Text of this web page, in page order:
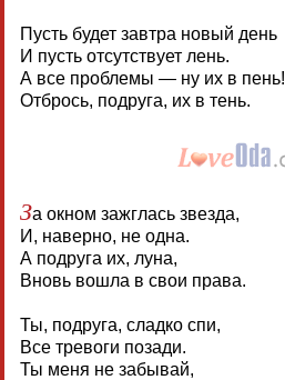
Пусть будет завтра новый день
И пусть отсутствует лень.
А все проблемы — ну их в пень!
Отбрось, подруга, их в тень.
За окном зажглась звезда,
И, наверно, не одна.
А подруга их, луна,
Вновь вошла в свои права.
Ты, подруга, сладко спи,
Все тревоги позади.
Ты меня не забывай,